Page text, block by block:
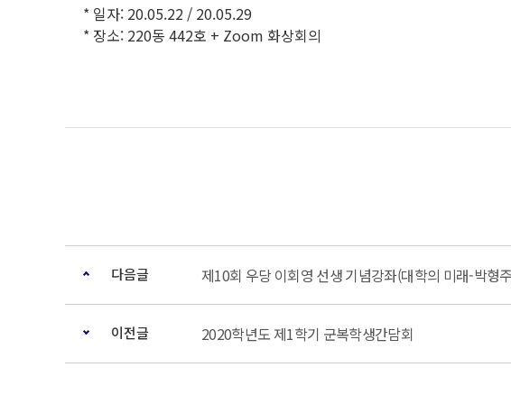
* 일자: 20.05.22 / 20.05.29
* 장소: 220동 442호 + Zoom 화상회의
다음글 제10회 우당 이회영 선생 기념강좌(대학의 미래-박형
이전글 2020학년도 제1학기 군복학생간담회